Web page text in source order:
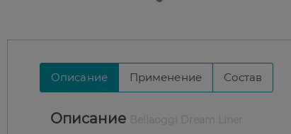
Описание Применение Состав
Описание